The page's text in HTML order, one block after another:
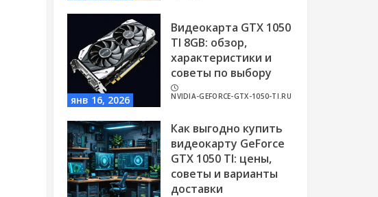
янв 16, 2026
Видеокарта GTX 1050
TI 8GB: обзор,
характеристики и
советы по выбору
NVIDIA-GEFORCE-GTX-1050-TI.RU
Как выгодно купить
видеокарту GeForce
GTX 1050 TI: цены,
советы и варианты
доставки